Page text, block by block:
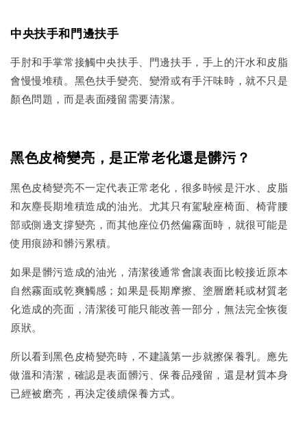
中央扶手和門邊扶手
手肘和手掌常接觸中央扶手、門邊扶手，手上的汗水和皮脂
會慢慢堆積。黑色扶手變亮、變滑或有手汗味時，就不只是
顏色問題，而是表面殘留需要清潔。
黑色皮椅變亮，是正常老化還是髒污？
黑色皮椅變亮不一定代表正常老化，很多時候是汗水、皮脂
和灰塵長期堆積造成的油光。尤其只有駕駛座椅面、椅背腰
部或側邊支撐變亮，而其他座位仍然偏霧面時，就很可能是
使用痕跡和髒污累積。
如果是髒污造成的油光，清潔後通常會讓表面比較接近原本
自然霧面或乾爽觸感；如果是長期摩擦、塗層磨耗或材質老
化造成的亮面，清潔後可能只能改善一部分，無法完全恢復
原狀。
所以看到黑色皮椅變亮時，不建議第一步就擦保養乳。應先
做溫和清潔，確認是表面髒污、保養品殘留，還是材質本身
已經被磨亮，再決定後續保養方式。